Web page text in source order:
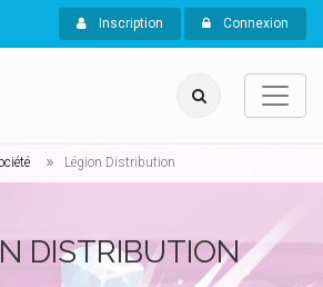
Inscription Connexion
Légion Distribution
DISTRIBUTION